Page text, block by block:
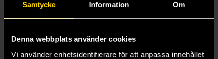
Samtycke Information Om
Denna webbplats använder cookies
Vi använder enhetsidentifierare för att anpassa innehållet